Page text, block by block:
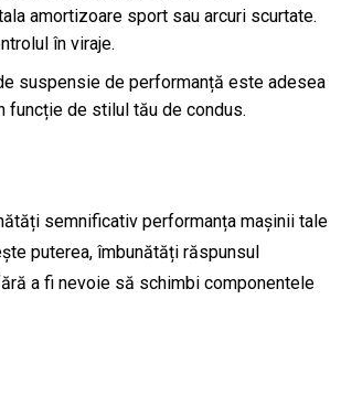
amortizoare sport sau arcuri scurtate.
în viraje.
suspensie de performanță este adesea
de stilul tău de condus.
semnificativ performanța mașinii tale
puterea, îmbunătăți răspunsul
a fi nevoie să schimbi componentele